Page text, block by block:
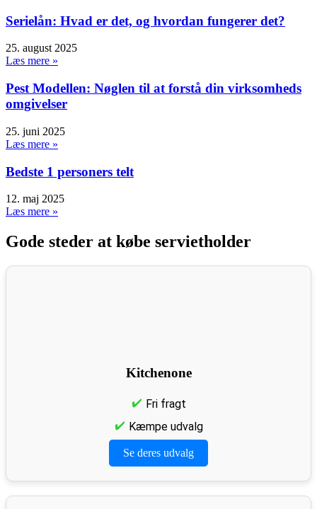
Serielån: Hvad er det, og hvordan fungerer det?
25. august 2025
Læs mere »
Pest Modellen: Nøglen til at forstå din virksomheds
omgivelser
25. juni 2025
Læs mere »
Bedste 1 personers telt
12. maj 2025
Læs mere »
Gode steder at købe servietholder
Kitchenone
Fri fragt
Kæmpe udvalg
Se deres udvalg